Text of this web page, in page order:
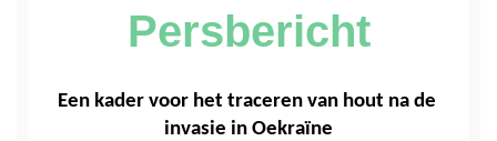
Persbericht
Een kader voor het traceren van hout na de
invasie in Oekraïne